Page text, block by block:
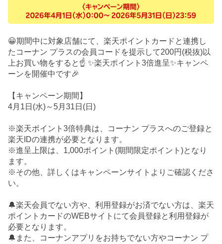
😀期間中に対象店舗にて、楽天ポイントカードと連携し
たコーナン プラスの会員コードを提示して200円(税抜)以
上お買い物をすると☝️ ✨楽天ポイント3倍進呈✨キャンペ
ーンを開催中です🎉
【キャンペーン期間】
4月1日(水)～5月31日(日)
※楽天ポイント3倍特典は、コーナン プラスへのご登録と
楽天IDの連携が必要となります。
※進呈上限は、1,000ポイント(期間限定ポイント)となり
ます。
※その他、詳しくはキャンペーンサイトよりご確認くださ
い。
🔔楽天会員でない方や、利用登録がお済でない方は、楽天
ポイントカードのWEBサイトにて会員登録と利用登録が
必要となります。
🔔また、コーナンアプリをお持ちでない方やコーナン プ